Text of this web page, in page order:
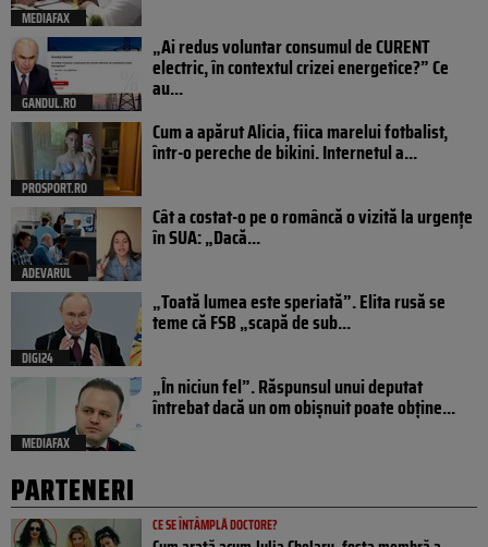
MEDIAFAX
GANDUL.RO
„Ai redus voluntar consumul de CURENT
electric, în contextul crizei energetice?” Ce
au...
PROSPORT.RO
Cum a apărut Alicia, fiica marelui fotbalist,
într-o pereche de bikini. Internetul a...
ADEVARUL
Cât a costat-o pe o româncă o vizită la urgențe
în SUA: „Dacă...
DIGI24
„Toată lumea este speriată”. Elita rusă se
teme că FSB „scapă de sub...
MEDIAFAX
„În niciun fel”. Răspunsul unui deputat
întrebat dacă un om obișnuit poate obține...
PARTENERI
CE SE ÎNTÂMPLĂ DOCTORE?